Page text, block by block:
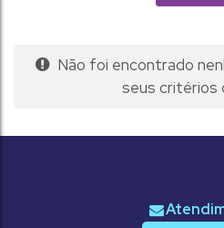
Não foi encontrado
seus critérios